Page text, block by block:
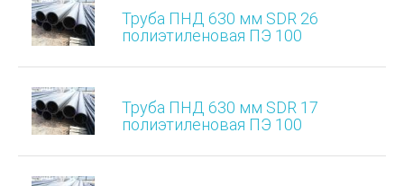
Труба ПНД 630 мм SDR 26
полиэтиленовая ПЭ 100
Труба ПНД 630 мм SDR 17
полиэтиленовая ПЭ 100